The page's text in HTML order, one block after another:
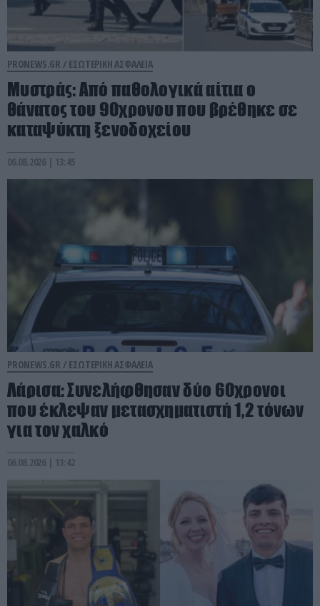
PRONEWS.GR / ΕΣΩΤΕΡΙΚΗ ΑΣΦΑΛΕΙΑ
Μυστράς: Από παθολογικά αίτια ο
θάνατος του 90χρονου που βρέθηκε σε
καταψύκτη ξενοδοχείου
06.08.2026 | 13:45
PRONEWS.GR / ΕΣΩΤΕΡΙΚΗ ΑΣΦΑΛΕΙΑ
Λάρισα: Συνελήφθησαν δύο 60χρονοι
που έκλεψαν μετασχηματιστή 1,2 τόνων
για τον χαλκό
06.08.2026 | 13:42